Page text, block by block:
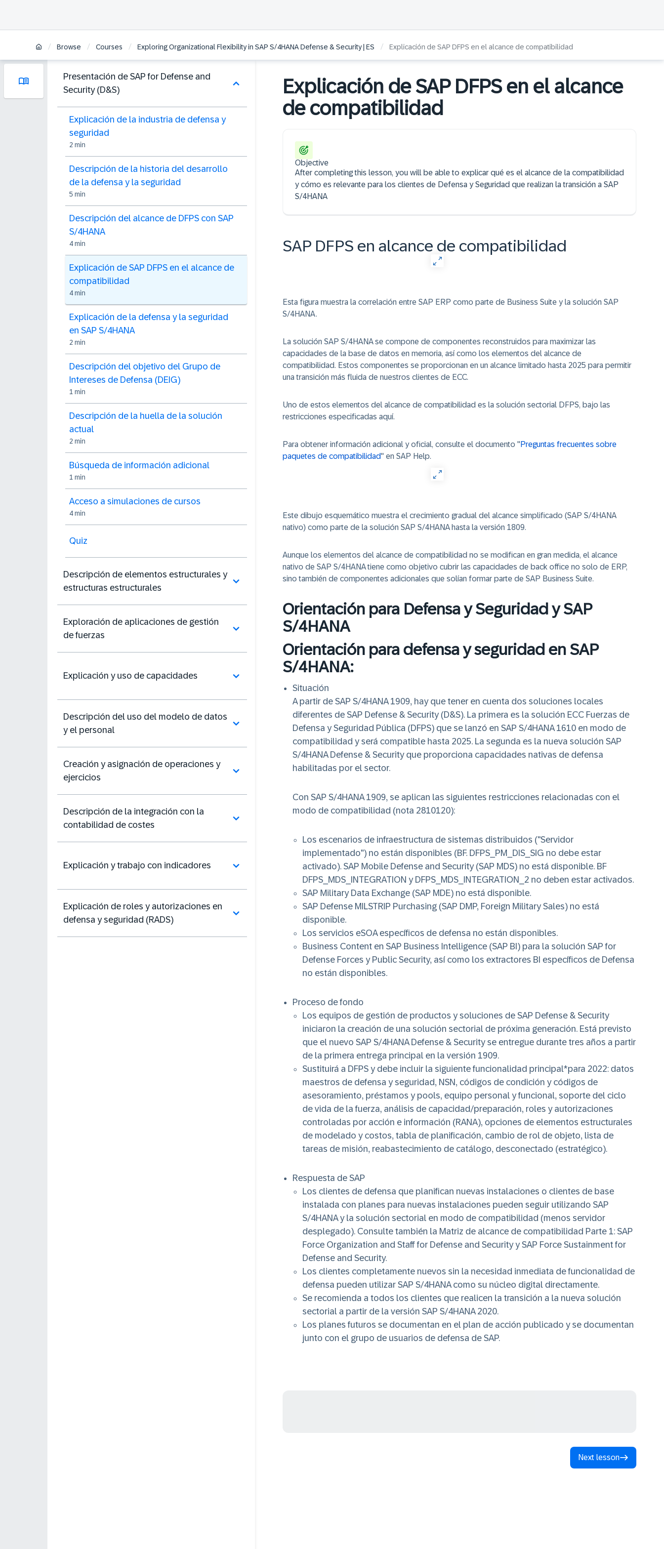
/ Browse / Courses / Exploring Organizational Flexibility in SAP S/4HANA Defense & Security | ES / Explicación de SAP DFPS en el alcance de compatibilidad
Presentación de SAP for Defense and
Security (D&S)
Explicación de la industria de defensa y
seguridad
2 min
Descripción de la historia del desarrollo
de la defensa y la seguridad
5 min
Descripción del alcance de DFPS con SAP
S/4HANA
4 min
Explicación de SAP DFPS en el alcance de
compatibilidad
4 min
Explicación de la defensa y la seguridad
en SAP S/4HANA
2 min
Descripción del objetivo del Grupo de
Intereses de Defensa (DEIG)
1 min
Descripción de la huella de la solución
actual
2 min
Búsqueda de información adicional
1 min
Acceso a simulaciones de cursos
4 min
Quiz
Descripción de elementos estructurales y
estructuras estructurales
Exploración de aplicaciones de gestión
de fuerzas
Explicación y uso de capacidades
Descripción del uso del modelo de datos
y el personal
Creación y asignación de operaciones y
ejercicios
Descripción de la integración con la
contabilidad de costes
Explicación y trabajo con indicadores
Explicación de roles y autorizaciones en
defensa y seguridad (RADS)
Explicación de SAP DFPS en el alcance
de compatibilidad
Objective
After completing this lesson, you will be able to explicar qué es el alcance de la compatibilidad
y cómo es relevante para los clientes de Defensa y Seguridad que realizan la transición a SAP
S/4HANA
SAP DFPS en alcance de compatibilidad
Esta figura muestra la correlación entre SAP ERP como parte de Business Suite y la solución SAP
S/4HANA.
La solución SAP S/4HANA se compone de componentes reconstruidos para maximizar las
capacidades de la base de datos en memoria, así como los elementos del alcance de
compatibilidad. Estos componentes se proporcionan en un alcance limitado hasta 2025 para permitir
una transición más fluida de nuestros clientes de ECC.
Uno de estos elementos del alcance de compatibilidad es la solución sectorial DFPS, bajo las
restricciones especificadas aquí.
Para obtener información adicional y oficial, consulte el documento "Preguntas frecuentes sobre
paquetes de compatibilidad" en SAP Help.
Este dibujo esquemático muestra el crecimiento gradual del alcance simplificado (SAP S/4HANA
nativo) como parte de la solución SAP S/4HANA hasta la versión 1809.
Aunque los elementos del alcance de compatibilidad no se modifican en gran medida, el alcance
nativo de SAP S/4HANA tiene como objetivo cubrir las capacidades de back office no solo de ERP,
sino también de componentes adicionales que solían formar parte de SAP Business Suite.
Orientación para Defensa y Seguridad y SAP
S/4HANA
Orientación para defensa y seguridad en SAP
S/4HANA:
Situación
A partir de SAP S/4HANA 1909, hay que tener en cuenta dos soluciones locales
diferentes de SAP Defense & Security (D&S). La primera es la solución ECC Fuerzas de
Defensa y Seguridad Pública (DFPS) que se lanzó en SAP S/4HANA 1610 en modo de
compatibilidad y será compatible hasta 2025. La segunda es la nueva solución SAP
S/4HANA Defense & Security que proporciona capacidades nativas de defensa
habilitadas por el sector.
Con SAP S/4HANA 1909, se aplican las siguientes restricciones relacionadas con el
modo de compatibilidad (nota 2810120):
Los escenarios de infraestructura de sistemas distribuidos ("Servidor
implementado") no están disponibles (BF. DFPS_PM_DIS_SIG no debe estar
activado). SAP Mobile Defense and Security (SAP MDS) no está disponible. BF
DFPS_MDS_INTEGRATION y DFPS_MDS_INTEGRATION_2 no deben estar activados.
SAP Military Data Exchange (SAP MDE) no está disponible.
SAP Defense MILSTRIP Purchasing (SAP DMP, Foreign Military Sales) no está
disponible.
Los servicios eSOA específicos de defensa no están disponibles.
Business Content en SAP Business Intelligence (SAP BI) para la solución SAP for
Defense Forces y Public Security, así como los extractores BI específicos de Defensa
no están disponibles.
Proceso de fondo
Los equipos de gestión de productos y soluciones de SAP Defense & Security
iniciaron la creación de una solución sectorial de próxima generación. Está previsto
que el nuevo SAP S/4HANA Defense & Security se entregue durante tres años a partir
de la primera entrega principal en la versión 1909.
Sustituirá a DFPS y debe incluir la siguiente funcionalidad principal*para 2022: datos
maestros de defensa y seguridad, NSN, códigos de condición y códigos de
asesoramiento, préstamos y pools, equipo personal y funcional, soporte del ciclo
de vida de la fuerza, análisis de capacidad/preparación, roles y autorizaciones
controladas por acción e información (RANA), opciones de elementos estructurales
de modelado y costos, tabla de planificación, cambio de rol de objeto, lista de
tareas de misión, reabastecimiento de catálogo, desconectado (estratégico).
Respuesta de SAP
Los clientes de defensa que planifican nuevas instalaciones o clientes de base
instalada con planes para nuevas instalaciones pueden seguir utilizando SAP
S/4HANA y la solución sectorial en modo de compatibilidad (menos servidor
desplegado). Consulte también la Matriz de alcance de compatibilidad Parte 1: SAP
Force Organization and Staff for Defense and Security y SAP Force Sustainment for
Defense and Security.
Los clientes completamente nuevos sin la necesidad inmediata de funcionalidad de
defensa pueden utilizar SAP S/4HANA como su núcleo digital directamente.
Se recomienda a todos los clientes que realicen la transición a la nueva solución
sectorial a partir de la versión SAP S/4HANA 2020.
Los planes futuros se documentan en el plan de acción publicado y se documentan
junto con el grupo de usuarios de defensa de SAP.
Next lesson